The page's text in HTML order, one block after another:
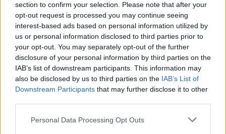
section to confirm your selection. Please note that after your
opt-out request is processed you may continue seeing
interest-based ads based on personal information utilized by
us or personal information disclosed to third parties prior to
your opt-out. You may separately opt-out of the further
disclosure of your personal information by third parties on the
IAB’s list of downstream participants. This information may
also be disclosed by us to third parties on the IAB’s List of
Downstream Participants that may further disclose it to other
Please note that this website/app uses one or more Google
Personal Data Processing Opt Outs
Η ελληνική ομάδα έκλεισε το ημίχρονο
χάνοντας 4-5 αλλάπήρε τον έλεγχο του ματς
στην τρίτη περίοδο,όπου με ένα σερί 3-0 και
συνολικό σκορ 4-1,μετέτρεψε το 4-5 σε 8-6
Οι Ισπανοί αντέδρασαν στο τελευταίο
οκτάλεπτο και ισοφάρισαν 9-9 με τον
Περόνε, ο Παπαναστασίου«απάντησε» άμεσα
και οΣκουμπάκηςσε παίκτη παραπάνω
«έγραψε» το 11-9, 2'51'' πριν από το τέλος,